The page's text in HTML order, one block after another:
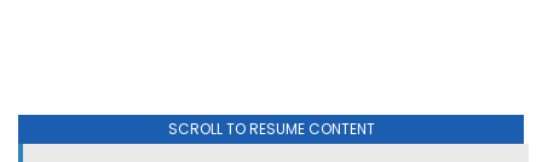
SCROLL TO RESUME CONTENT